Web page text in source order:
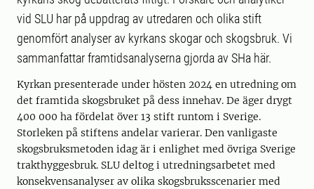
vid SLU har på uppdrag av utredaren och olika stift
genomfört analyser av kyrkans skogar och skogsbruk. Vi
sammanfattar framtidsanalyserna gjorda av SHa här.
Kyrkan presenterade under hösten 2024 en utredning om
det framtida skogsbruket på dess innehav. De äger drygt
400 000 ha fördelat över 13 stift runtom i Sverige.
Storleken på stiftens andelar varierar. Den vanligaste
skogsbruksmetoden idag är i enlighet med övriga Sverige
trakthyggesbruk. SLU deltog i utredningsarbetet med
konsekvensanalyser av olika skogsbruksscenarier med